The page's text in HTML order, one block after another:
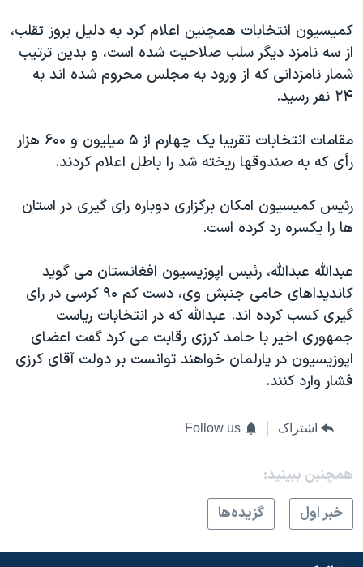
کمیسیون انتخابات همچنین اعلام کرد به دلیل بروز تقلب،
از سه نامزد دیگر سلب صلاحیت شده است، و بدین ترتیب
شمار نامزدانی که از ورود به مجلس محروم شده اند به
۲۴ نفر رسید.
مقامات انتخابات تقریبا یک چهارم از ۵ میلیون و ۶۰۰ هزار
رأی که به صندوقها ریخته شد را باطل اعلام کردند.
رئیس کمیسیون امکان برگزاری دوباره رای گیری در استان
ها را یکسره رد کرده است.
عبدالله عبدالله، رئیس اپوزیسیون افغانستان می گوید
کاندیداهای حامی جنبش وی، دست کم ۹۰ کرسی در رای
گیری کسب کرده اند. عبدالله که در انتخابات ریاست
جمهوری اخیر با حامد کرزی رقابت می کرد گفت اعضای
اپوزیسیون در پارلمان خواهند توانست بر دولت آقای کرزی
فشار وارد کنند.
اشتراک Follow us
همچنبن ببینید:
خبر اول
گزيده‌ها